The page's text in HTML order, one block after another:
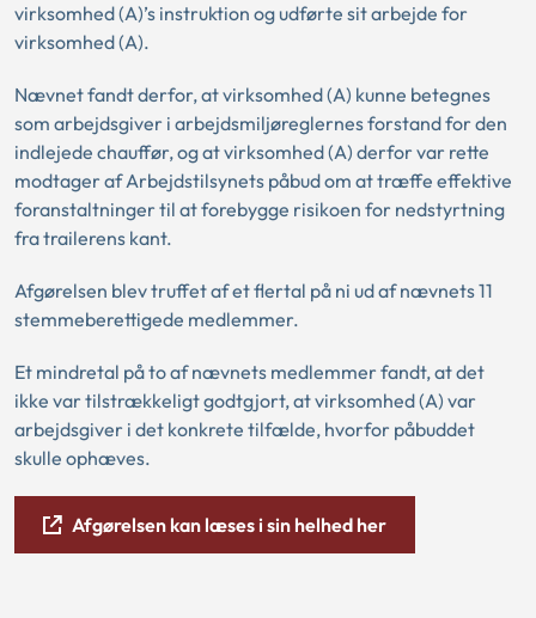
virksomhed (A)’s instruktion og udførte sit arbejde for
virksomhed (A).
Nævnet fandt derfor, at virksomhed (A) kunne betegnes
som arbejdsgiver i arbejdsmiljøreglernes forstand for den
indlejede chauffør, og at virksomhed (A) derfor var rette
modtager af Arbejdstilsynets påbud om at træffe effektive
foranstaltninger til at forebygge risikoen for nedstyrtning
fra trailerens kant.
Afgørelsen blev truffet af et flertal på ni ud af nævnets 11
stemmeberettigede medlemmer.
Et mindretal på to af nævnets medlemmer fandt, at det
ikke var tilstrækkeligt godtgjort, at virksomhed (A) var
arbejdsgiver i det konkrete tilfælde, hvorfor påbuddet
skulle ophæves.
Afgørelsen kan læses i sin helhed her